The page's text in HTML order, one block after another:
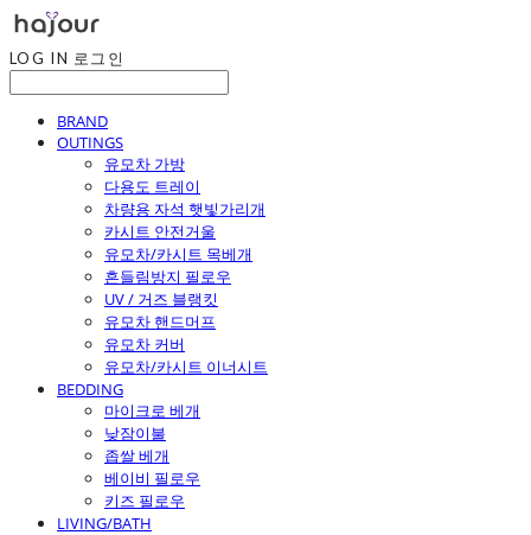
LOG IN 로그인
BRAND
OUTINGS
유모차 가방
다용도 트레이
차량용 자석 햇빛가리개
카시트 안전거울
유모차/카시트 목베개
흔들림방지 필로우
UV / 거즈 블랭킷
유모차 핸드머프
유모차 커버
유모차/카시트 이너시트
BEDDING
마이크로 베개
낮잠이불
좁쌀 베개
베이비 필로우
키즈 필로우
LIVING/BATH